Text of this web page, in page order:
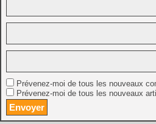
Prévenez-moi de tous les nouveaux
Prévenez-moi de tous les nouveaux